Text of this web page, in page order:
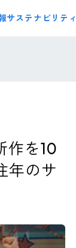
サステナビリティ
作を10
年のサ